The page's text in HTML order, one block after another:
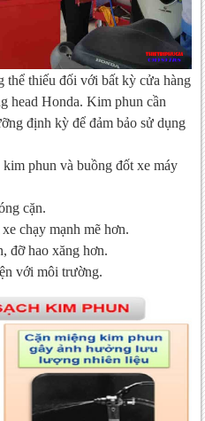
thiếu đối với bất kỳ cửa hàng
head Honda. Kim phun cần
định kỳ để đảm bảo sử dụng
phun và buồng đốt xe máy
cặn.
chạy mạnh mẽ hơn.
đỡ hao xăng hơn.
với môi trường.